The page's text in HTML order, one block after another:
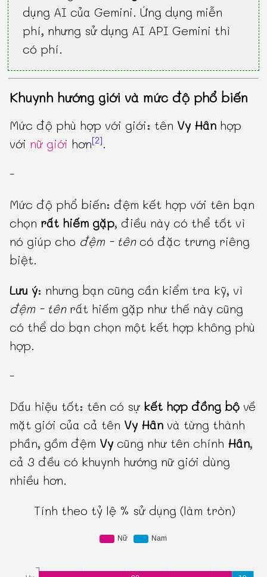
dụng AI của Gemini. Ứng dụng miễn
phí, nhưng sử dụng AI API Gemini thì
có phí.
Khuynh hướng giới và mức độ phổ biến
Mức độ phù hợp với giới: tên Vy Hân hợp
với nữ giới hơn[2].
-
Mức độ phổ biến: đệm kết hợp với tên bạn
chọn rất hiếm gặp, điều này có thể tốt vì
nó giúp cho đệm - têncó đặc trưng riêng
biệt.
Lưu ý: nhưng bạn cũng cần kiểm tra kỹ, vì
đệm - tênrất hiếm gặp như thế này cũng
có thể do bạn chọn một kết hợp không phù
hợp.
-
Dấu hiệu tốt: tên có sự kết hợp đồng bộ về
mặt giới của cả tên Vy Hân và từng thành
phần, gồm đệm Vy cũng như tên chính Hân,
cả 3 đều có khuynh hướng nữ giới dùng
nhiều hơn.
Tính theo tỷ lệ % sử dụng (làm tròn)